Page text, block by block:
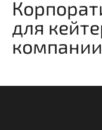
для
компании